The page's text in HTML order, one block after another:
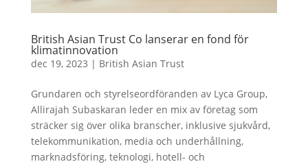
British Asian Trust Co lanserar en fond för
klimatinnovation
dec 19, 2023 | British Asian Trust
Grundaren och styrelseordföranden av Lyca Group,
Allirajah Subaskaran leder en mix av företag som
sträcker sig över olika branscher, inklusive sjukvård,
telekommunikation, media och underhållning,
marknadsföring, teknologi, hotell- och